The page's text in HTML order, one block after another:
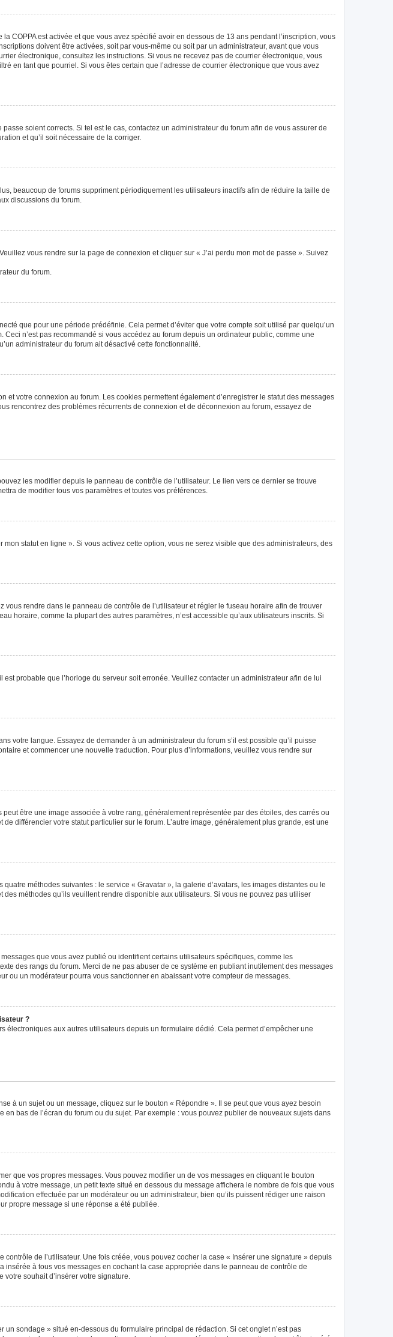
COPPA est activée et que vous avez spécifié avoir en dessous de 13 ans pendant l’inscription, vous
doivent être activées, soit par vous-même ou soit par un administrateur, avant que vous
électronique, consultez les instructions. Si vous ne recevez pas de courrier électronique, vous
en tant que pourriel. Si vous êtes certain que l’adresse de courrier électronique que vous avez
soient corrects. Si tel est le cas, contactez un administrateur du forum afin de vous assurer de
et qu’il soit nécessaire de la corriger.
beaucoup de forums suppriment périodiquement les utilisateurs inactifs afin de réduire la taille de
discussions du forum.
vous rendre sur la page de connexion et cliquer sur « J’ai perdu mon mot de passe ». Suivez
du forum.
que pour une période prédéfinie. Cela permet d’éviter que votre compte soit utilisé par quelqu’un
n’est pas recommandé si vous accédez au forum depuis un ordinateur public, comme une
administrateur du forum ait désactivé cette fonctionnalité.
votre connexion au forum. Les cookies permettent également d’enregistrer le statut des messages
rencontrez des problèmes récurrents de connexion et de déconnexion au forum, essayez de
les modifier depuis le panneau de contrôle de l’utilisateur. Le lien vers ce dernier se trouve
de modifier tous vos paramètres et toutes vos préférences.
statut en ligne ». Si vous activez cette option, vous ne serez visible que des administrateurs, des
rendre dans le panneau de contrôle de l’utilisateur et régler le fuseau horaire afin de trouver
horaire, comme la plupart des autres paramètres, n’est accessible qu’aux utilisateurs inscrits. Si
probable que l’horloge du serveur soit erronée. Veuillez contacter un administrateur afin de lui
votre langue. Essayez de demander à un administrateur du forum s’il est possible qu’il puisse
et commencer une nouvelle traduction. Pour plus d’informations, veuillez vous rendre sur
être une image associée à votre rang, généralement représentée par des étoiles, des carrés ou
différencier votre statut particulier sur le forum. L’autre image, généralement plus grande, est une
méthodes suivantes : le service « Gravatar », la galerie d’avatars, les images distantes ou le
méthodes qu’ils veuillent rendre disponible aux utilisateurs. Si vous ne pouvez pas utiliser
que vous avez publié ou identifient certains utilisateurs spécifiques, comme les
des rangs du forum. Merci de ne pas abuser de ce système en publiant inutilement des messages
ou un modérateur pourra vous sanctionner en abaissant votre compteur de messages.
?
aux autres utilisateurs depuis un formulaire dédié. Cela permet d’empêcher une
à un sujet ou un message, cliquez sur le bouton « Répondre ». Il se peut que vous ayez besoin
bas de l’écran du forum ou du sujet. Par exemple : vous pouvez publier de nouveaux sujets dans
que vos propres messages. Vous pouvez modifier un de vos messages en cliquant le bouton
à votre message, un petit texte situé en dessous du message affichera le nombre de fois que vous
effectuée par un modérateur ou un administrateur, bien qu’ils puissent rédiger une raison
propre message si une réponse a été publiée.
de l’utilisateur. Une fois créée, vous pouvez cocher la case « Insérer une signature » depuis
à tous vos messages en cochant la case appropriée dans le panneau de contrôle de
souhait d’insérer votre signature.
sondage » situé en-dessous du formulaire principal de rédaction. Si cet onglet n’est pas